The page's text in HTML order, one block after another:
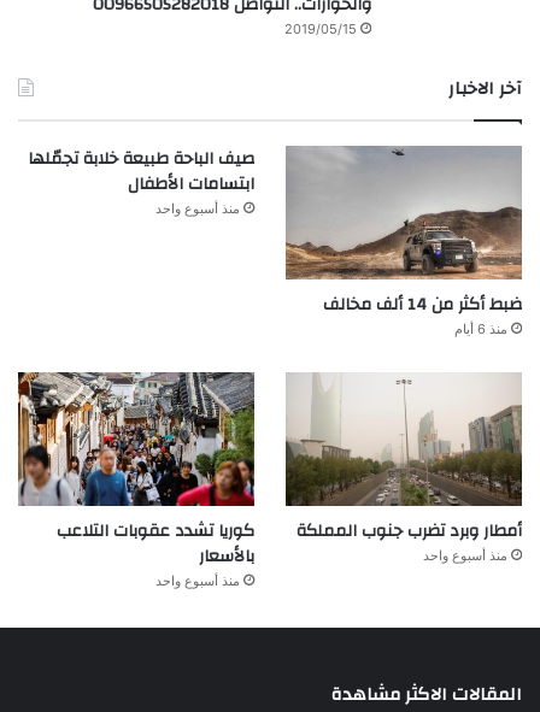
2019/05/15
آخر الاخبار
ضبط أكثر من 14 ألف مخالف
منذ 6 أيام
صيف الباحة طبيعة خلابة تجمّلها
ابتسامات الأطفال
منذ أسبوع واحد
أمطار وبرد تضرب جنوب المملكة
منذ أسبوع واحد
كوريا تشدد عقوبات التلاعب
بالأسعار
منذ أسبوع واحد
المقالات الاكثر مشاهدة